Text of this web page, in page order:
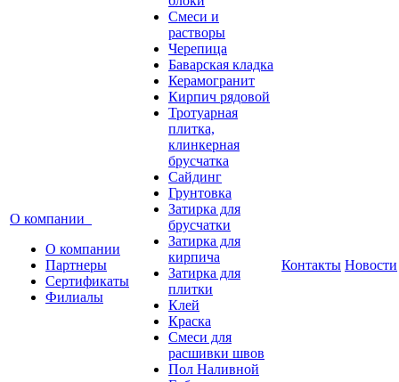
О компании
О компании
Партнеры
Сертификаты
Филиалы
Смеси и
растворы
Черепица
Баварская кладка
Керамогранит
Кирпич рядовой
Тротуарная
плитка,
клинкерная
брусчатка
Сайдинг
Грунтовка
Затирка для
брусчатки
Затирка для
кирпича
Затирка для
плитки
Клей
Краска
Смеси для
расшивки швов
Пол Наливной
Контакты Новости